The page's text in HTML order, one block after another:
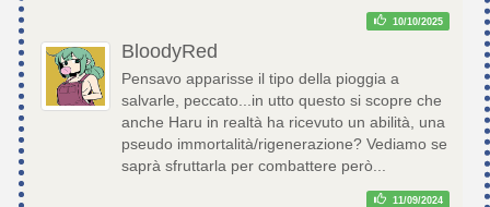
10/10/2025
BloodyRed
Pensavo apparisse il tipo della pioggia a
salvarle, peccato...in utto questo si scopre che
anche Haru in realtà ha ricevuto un abilità, una
pseudo immortalità/rigenerazione? Vediamo se
saprà sfruttarla per combattere però...
11/09/2024